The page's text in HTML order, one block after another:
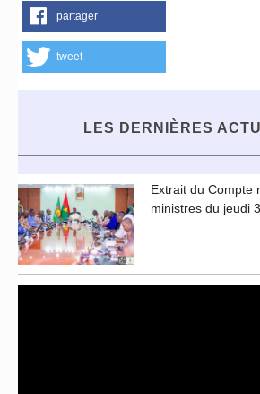
partager
tweet
LES DERNIÈRES
Extrait du Compte
ministres du jeudi